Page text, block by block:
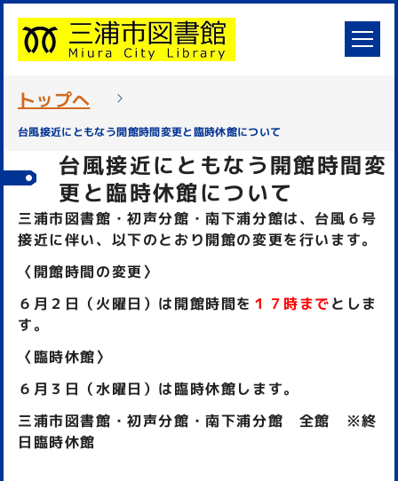
トップへ
台風接近にともなう開館時間変更と臨時休館について
台風接近にともなう開館時間変
更と臨時休館について
三浦市図書館・初声分館・南下浦分館は、台風６号
接近に伴い、以下のとおり開館の変更を行います。
〈開館時間の変更〉
６月２日（火曜日）は開館時間を １７時までとしま
す。
〈臨時休館〉
６月３日（水曜日）は臨時休館します。
三浦市図書館・初声分館・南下浦分館 全館 ※終
日臨時休館